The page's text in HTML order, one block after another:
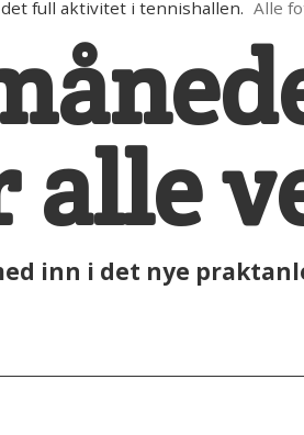
det full aktivitet i tennishallen. Alle
alle
inn i det nye